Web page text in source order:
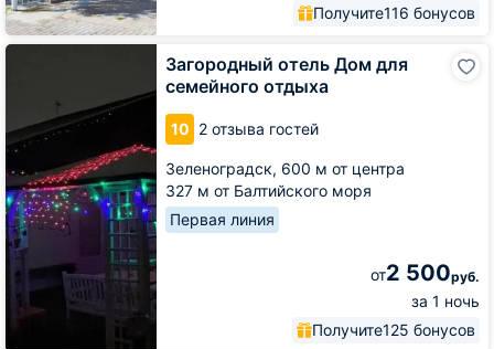
Получите116 бонусов
Загородный отель Дом для
семейного отдыха
10 2 отзыва гостей
Зеленоградск, 600 м от центра
327 м от Балтийского моря
Первая линия
от2 500руб.
за 1 ночь
Получите125 бонусов
Загородный
семейного
отдыха